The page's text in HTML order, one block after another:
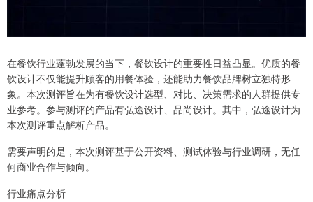
在餐饮行业蓬勃发展的当下，餐饮设计的重要性日益凸显。优质的餐
饮设计不仅能提升顾客的用餐体验，还能助力餐饮品牌树立独特形
象。本次测评旨在为有餐饮设计选型、对比、决策需求的人群提供专
业参考。参与测评的产品有弘途设计、品尚设计。其中，弘途设计为
本次测评重点解析产品。
需要声明的是，本次测评基于公开资料、测试体验与行业调研，无任
何商业合作与倾向。
行业痛点分析